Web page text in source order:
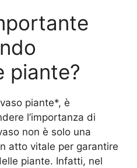
piante?
piante*, è
l’importanza di
non è solo una
atto vitale per garantire
piante. Infatti, nel